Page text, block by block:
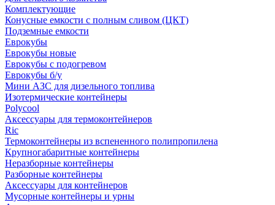
Комплектующие
Конусные емкости с полным сливом (ЦКТ)
Подземные емкости
Еврокубы
Еврокубы новые
Еврокубы с подогревом
Еврокубы б/у
Мини АЗС для дизельного топлива
Изотермические контейнеры
Polycool
Аксессуары для термоконтейнеров
Ric
Термоконтейнеры из вспененного полипропилена
Крупногабаритные контейнеры
Неразборные контейнеры
Разборные контейнеры
Аксессуары для контейнеров
Мусорные контейнеры и урны